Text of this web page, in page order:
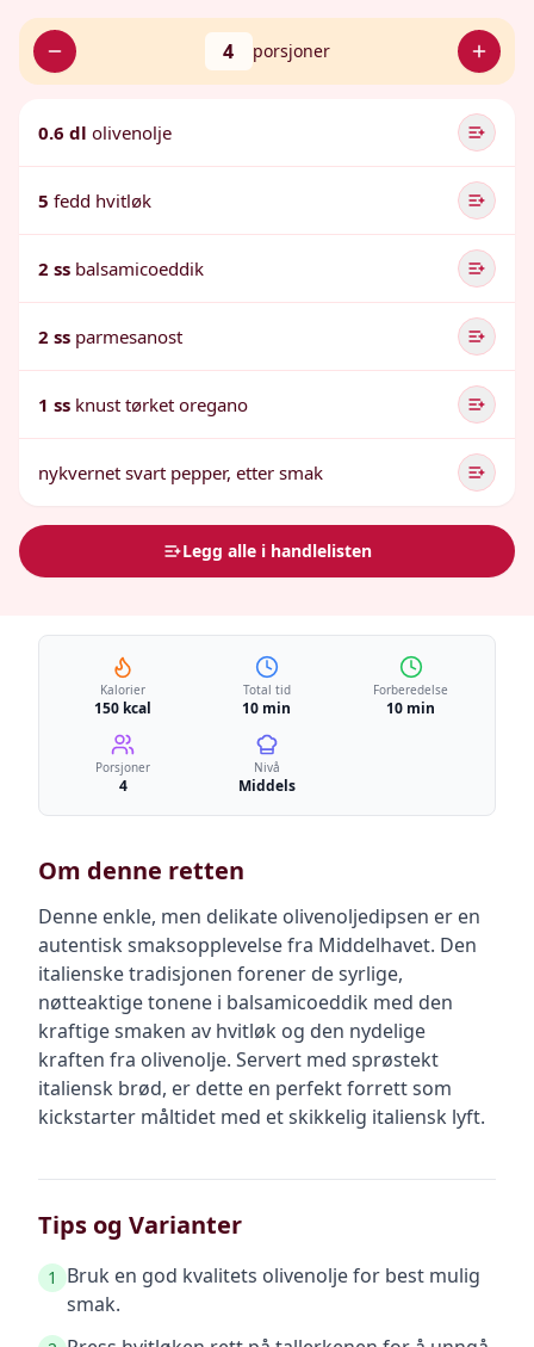
4 porsjoner
0.6 dl olivenolje
5 fedd hvitløk
2 ss balsamicoeddik
2 ss parmesanost
1 ss knust tørket oregano
nykvernet svart pepper, etter smak
Legg alle i handlelisten
Kalorier
150 kcal
Total tid
10 min
Forberedelse
10 min
Porsjoner
4
Nivå
Middels
Om denne retten
Denne enkle, men delikate olivenoljedipsen er en
autentisk smaksopplevelse fra Middelhavet. Den
italienske tradisjonen forener de syrlige,
nøtteaktige tonene i balsamicoeddik med den
kraftige smaken av hvitløk og den nydelige
kraften fra olivenolje. Servert med sprøstekt
italiensk brød, er dette en perfekt forrett som
kickstarter måltidet med et skikkelig italiensk lyft.
Tips og Varianter
1
Bruk en god kvalitets olivenolje for best mulig
smak.